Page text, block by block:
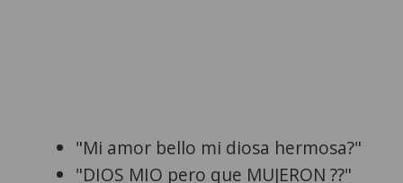
"Mi amor bello mi diosa hermosa?"
"DIOS MIO pero que MUJERON ??"